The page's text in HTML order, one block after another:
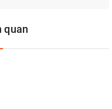
quan